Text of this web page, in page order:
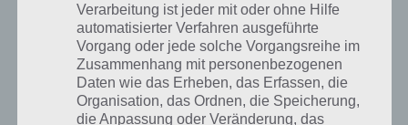
für mehrere OS Plattformen wie iOS, Android, Windows etc. ohne
sehr viel Mehraufwand kompiliert werden kann, und zum anderen
keine große Anforderungen an die Hardware Performance stellt, so
dass auf native Methode verzichtet werden konnte.
Kleinere Schwierigkeiten gab es, wenn die Entwicklung von Ionic and
Verarbeitung ist jeder mit oder ohne Hilfe
automatisierter Verfahren ausgeführte
Vorgang oder jede solche Vorgangsreihe im
Zusammenhang mit personenbezogenen
Daten wie das Erheben, das Erfassen, die
Organisation, das Ordnen, die Speicherung,
die Anpassung oder Veränderung, das